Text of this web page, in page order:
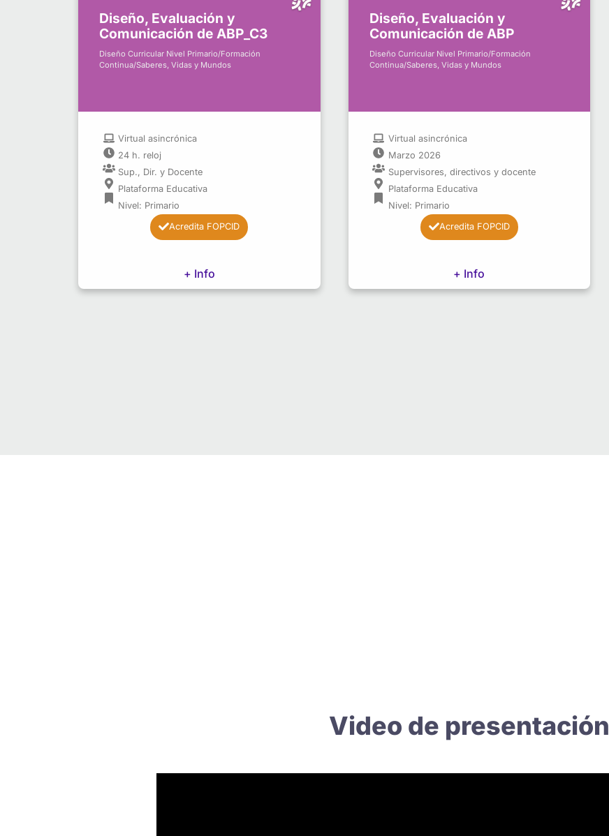
Diseño, Evaluación y
Comunicación de ABP_C3
Diseño Curricular Nivel Primario/Formación
Continua/Saberes, Vidas y Mundos
Virtual asincrónica
24 h. reloj
Sup., Dir. y Docente
Plataforma Educativa
Nivel: Primario
Acredita FOPCID
+ Info
Diseño, Evaluación y
Comunicación de ABP
Diseño Curricular Nivel Primario/Formación
Continua/Saberes, Vidas y Mundos
Virtual asincrónica
Marzo 2026
Supervisores, directivos y docente
Plataforma Educativa
Nivel: Primario
Acredita FOPCID
+ Info
Video de presentación